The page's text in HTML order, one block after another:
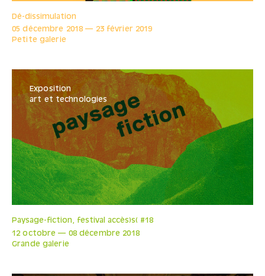
Dé-dissimulation
05 décembre 2018 — 23 février 2019
Petite galerie
Exposition
art et technologies
Paysage-fiction, festival accès)s( #18
12 octobre — 08 décembre 2018
Grande galerie